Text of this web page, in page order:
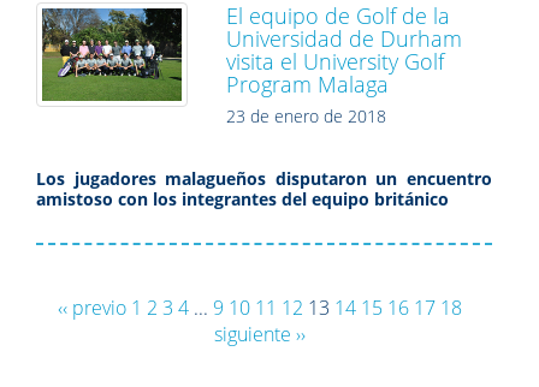
El equipo de Golf de la
Universidad de Durham
visita el University Golf
Program Malaga
23 de enero de 2018
Los jugadores malagueños disputaron un encuentro
amistoso con los integrantes del equipo británico
‹‹ previo 1 2 3 4 ... 9 10 11 12 13 14 15 16 17 18
siguiente ››